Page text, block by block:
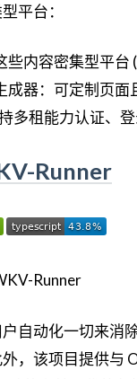
平台：
些内容密集型平
成器：可定制页面
多租能力认证、登
Runner
自动化一切来消
，该项目提供与